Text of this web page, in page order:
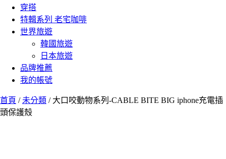
穿搭
特輯系列 老宅咖啡
世界旅遊
韓國旅遊
日本旅遊
品牌推薦
我的帳號
首頁 / 未分類 / 大口咬動物系列-CABLE BITE BIG iphone充電插
頭保護殼